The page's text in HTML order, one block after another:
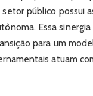
público possui
Essa
para um
atuam